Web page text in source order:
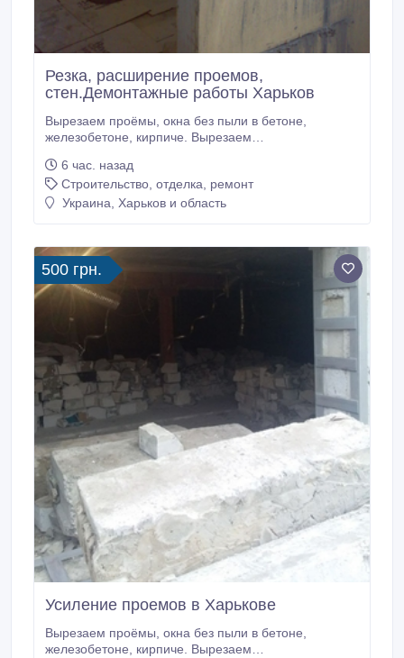
Резка, расширение проемов,
стен.Демонтажные работы Харьков
Вырезаем проёмы, окна без пыли в бетоне,
железобетоне, кирпиче. Вырезаем
Резка балконных ограждений, перил на любом
этаже. Алмазное сверление отверстий различных
диаметров. Алмазное сверление отверстий в любом
6 час. назад
Строительство, отделка, ремонт
Украина, Харьков и область
500 грн.
Усиление проемов в Харькове
Вырезаем проёмы, окна без пыли в бетоне,
железобетоне, кирпиче. Вырезаем